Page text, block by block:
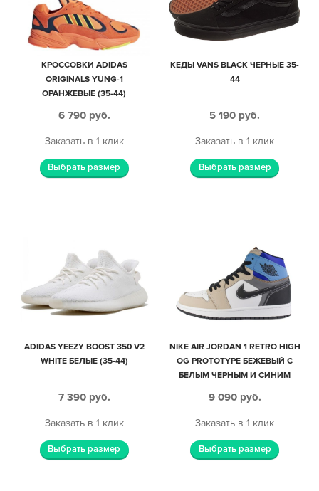
КРОССОВКИ АDIDAS
ORIGINALS YUNG-1
ОРАНЖЕВЫЕ (35-44)
6 790 руб.
Заказать в 1 клик
Выбрать размер
КЕДЫ VANS BLACK ЧЕРНЫЕ 35-
44
5 190 руб.
Заказать в 1 клик
Выбрать размер
ADIDAS YEEZY BOOST 350 V2
WHITE БЕЛЫЕ (35-44)
7 390 руб.
Заказать в 1 клик
Выбрать размер
NIKE AIR JORDAN 1 RETRO HIGH
OG PROTOTYPE БЕЖЕВЫЙ С
БЕЛЫМ ЧЕРНЫМ И СИНИМ
9 090 руб.
Заказать в 1 клик
Выбрать размер